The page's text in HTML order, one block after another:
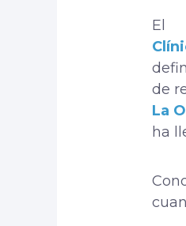
El
de
La
ha